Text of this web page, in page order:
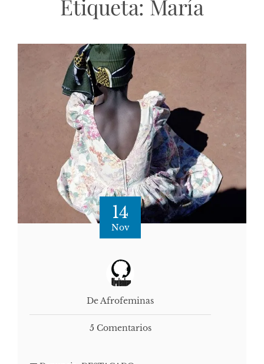
Etiqueta: María
14
Nov
De Afrofeminas
5 Comentarios